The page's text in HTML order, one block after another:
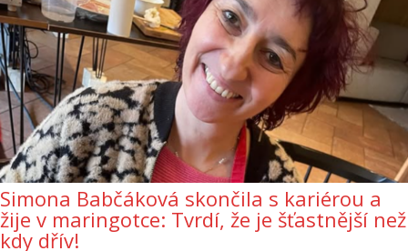
Simona Babčáková skončila s kariérou a
žije v maringotce: Tvrdí, že je šťastnější než
kdy dřív!